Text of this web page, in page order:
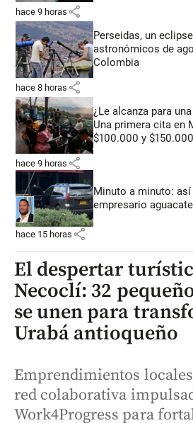
hace 9 horas share
Perseidas, un
astronómicos de
Colombia
hace 8 horas share
¿Le alcanza para
Una primera cita en
$100.000 y $150.000
hace 9 horas share
Minuto a minuto:
empresario
hace 15 horas share
El despertar
Necoclí: 32
se unen para
Urabá antioqueño
Emprendimientos
red colaborativa
Work4Progress para